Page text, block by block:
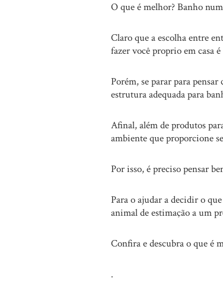
O que é melhor? Banho
Claro que a escolha entre
fazer você proprio em casa
Porém, se parar para
estrutura adequada para
Afinal, além de produtos
ambiente que proporcione
Por isso, é preciso pensar
Para o ajudar a decidir o
animal de estimação a um
Confira e descubra o que é
.